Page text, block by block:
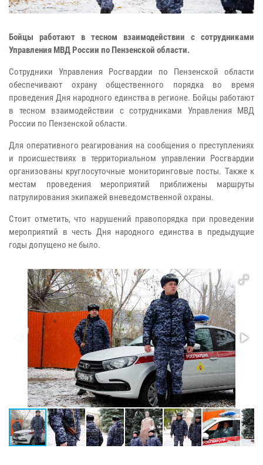
Бойцы работают в тесном взаимодействии с сотрудниками
Управления МВД России по Пензенской области.
Сотрудники Управления Росгвардии по Пензенской области
обеспечивают охрану общественного порядка во время
проведения Дня народного единства в регионе. Бойцы работают
в тесном взаимодействии с сотрудниками Управления МВД
России по Пензенской области.
Для оперативного реагирования на сообщения о преступлениях
и происшествиях в территориальном управлении Росгвардии
организованы круглосуточные мониторинговые посты. Также к
местам проведения мероприятий приближены маршруты
патрулирования экипажей вневедомственной охраны.
Стоит отметить, что нарушений правопорядка при проведении
мероприятий в честь Дня народного единства в предыдущие
годы допущено не было.